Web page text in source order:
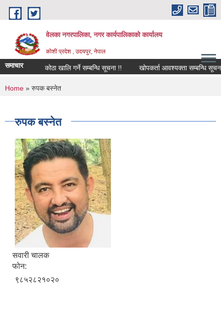
Skip to main content
वेलका नगरपालिका, नगर कार्यपालिकाको कार्यालय
कोशी प्रदेश , उदयपुर, नेपाल
समाचार कोठा खालि गर्ने सम्बन्धि सूचना !! खोपकर्ता आवश्यक्ता सम्बन्धि सूचना !!!
You are here
Home » रुपक बस्नेत
रुपक बस्नेत
सवारी चालक
फोन:
९८५२८२१०२०